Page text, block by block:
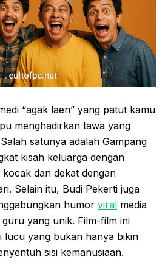
“agak laen” yang patut kamu
menghadirkan tawa yang
satunya adalah Gampang
kisah keluarga dengan
dan dekat dengan
Selain itu, Budi Pekerti juga
humor viral media
yang unik. Film-film ini
lucu yang bukan hanya bikin
sisi kemanusiaan.